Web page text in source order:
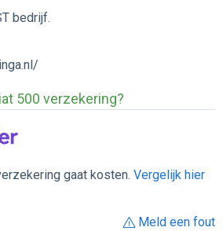
bedrijf.
500 verzekering?
gaat kosten. Vergelijk hier
Meld een fout